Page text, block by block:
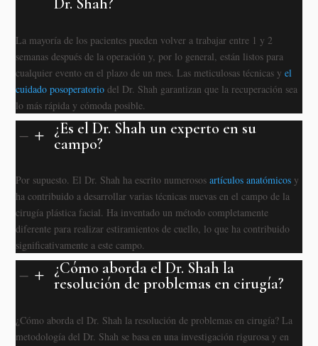
Dr. Shah?
La mayoría de los pacientes pueden volver a trabajar entre 1 y 2
semanas después de la operación y, por lo general, están listos para
cualquier evento en el plazo de un mes. Las meticulosas técnicas yel
cuidado posoperatorio del Dr. Shah garantizan que la recuperación sea
lo más rápida y cómoda posible.
K L
¿Es el Dr. Shah un experto en su
campo?
Por supuesto. El Dr. Shah ha escrito numerososartículos anatómicos y
ha contribuido a desarrollar varias técnicas nuevas en el campo de la
cirugía plástica facial. Ha inventado un método completamente
diferente para realizar estiramientos de cuello, lo que ha contribuido
significativamente a este campo.
K L
¿Cómo aborda el Dr. Shah la
resolución de problemas en cirugía?
¿Cómo aborda el Dr. Shah la resolución de problemas en cirugía? La
metodología del Dr. Shah se basa en una investigación rigurosa y en